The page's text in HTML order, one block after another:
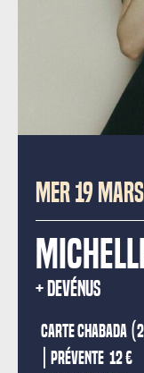
MER 19
DEVÉNUS
Carte Chabada
Prévente 12 €